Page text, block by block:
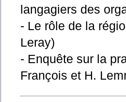
langagiers des
- Le rôle de la
Leray)
- Enquête sur la
François et H.